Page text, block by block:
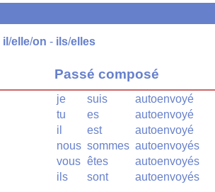
il /elle/on - ils/elles
Passé composé
je suis
autoenvoyé
tu
es
autoenvoyé
il
est
autoenvoyé
nous sommes autoenvoyés
vous êtes
autoenvoyés
ils
sont autoenvoyés